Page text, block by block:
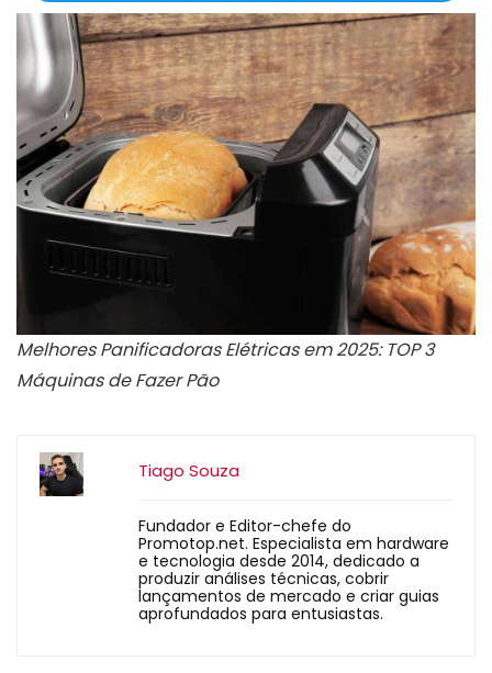
Melhores Panificadoras Elétricas em 2025: TOP 3
Máquinas de Fazer Pão
Tiago Souza
Fundador e Editor-chefe do
Promotop.net. Especialista em hardware
e tecnologia desde 2014, dedicado a
produzir análises técnicas, cobrir
lançamentos de mercado e criar guias
aprofundados para entusiastas.